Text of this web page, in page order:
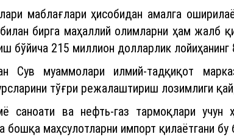
бирга маҳаллий олимларни ҳам жалб
бўйича 215 миллион долларлик
Сув муаммолари илмий-тадқиқот
тўғри режалаштириш лозимлиги
саноати ва нефть-газ тармоқлари
бошқа маҳсулотларни импорт қилаётгани
тажриба асосида нефть ва табиий газни